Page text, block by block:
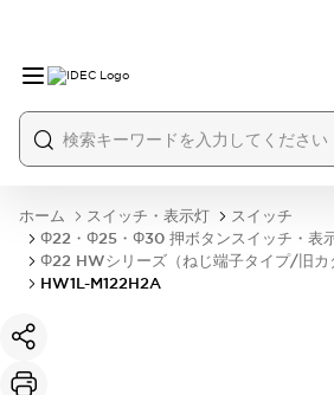
ホーム スイッチ・表示灯
スイッチ
Φ22・Φ25・Φ30 押ボタンスイッチ・表
Φ22 HWシリーズ（ねじ端子タイプ/旧カ
HW1L-M122H2A